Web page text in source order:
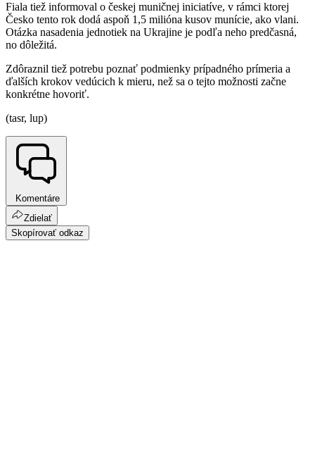
Fiala tiež informoval o českej muničnej iniciatíve, v rámci ktorej
Česko tento rok dodá aspoň 1,5 milióna kusov munície, ako vlani.
Otázka nasadenia jednotiek na Ukrajine je podľa neho predčasná,
no dôležitá.
Zdôraznil tiež potrebu poznať podmienky prípadného prímeria a
ďalších krokov vedúcich k mieru, než sa o tejto možnosti začne
konkrétne hovoriť.
(tasr, lup)
Komentáre
Zdielať
Skopírovať odkaz